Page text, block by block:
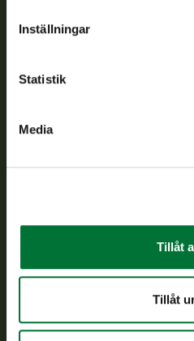
Inställningar
Statistik
Media
Tillåt
Tillåt
asiakaspalvelu@riista.fi
Ofta ställda frågor
Jaktkort